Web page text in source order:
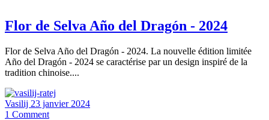
Flor de Selva Año del Dragón - 2024
Flor de Selva Año del Dragón - 2024. La nouvelle édition limitée
Año del Dragón - 2024 se caractérise par un design inspiré de la
tradition chinoise....
Vasilij 23 janvier 2024
1 Comment